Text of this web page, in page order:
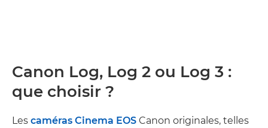
Canon Log, Log 2 ou Log 3 :
que choisir ?
Les caméras Cinema EOS Canon originales, telles